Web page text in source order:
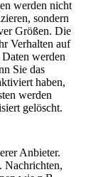
werden nicht
sondern
Größen. Die
Verhalten auf
werden
Sie das
haben,
werden
gelöscht.
Anbieter.
Nachrichten,